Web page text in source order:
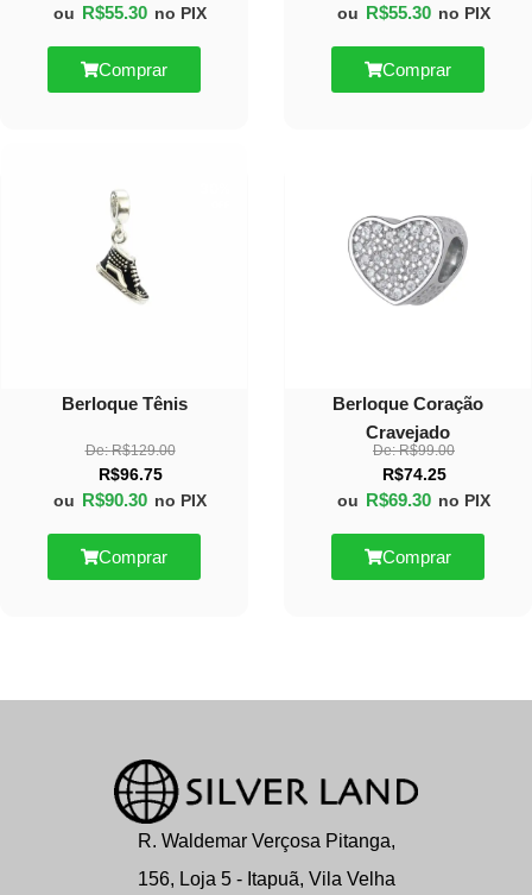
ou R$55.30 no PIX
Comprar
ou R$55.30 no PIX
Comprar
Berloque Tênis
De:R$129.00
R$96.75
ou R$90.30 no PIX
Comprar
Berloque Coração
Cravejado
De:R$99.00
R$74.25
ou R$69.30 no PIX
Comprar
R. Waldemar Verçosa Pitanga,
156, Loja 5 - Itapuã, Vila Velha